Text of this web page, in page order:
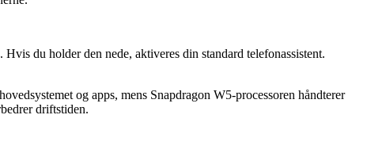
du holder den nede, aktiveres din standard telefonassistent.
og apps, mens Snapdragon W5-processoren håndterer
driftstiden.